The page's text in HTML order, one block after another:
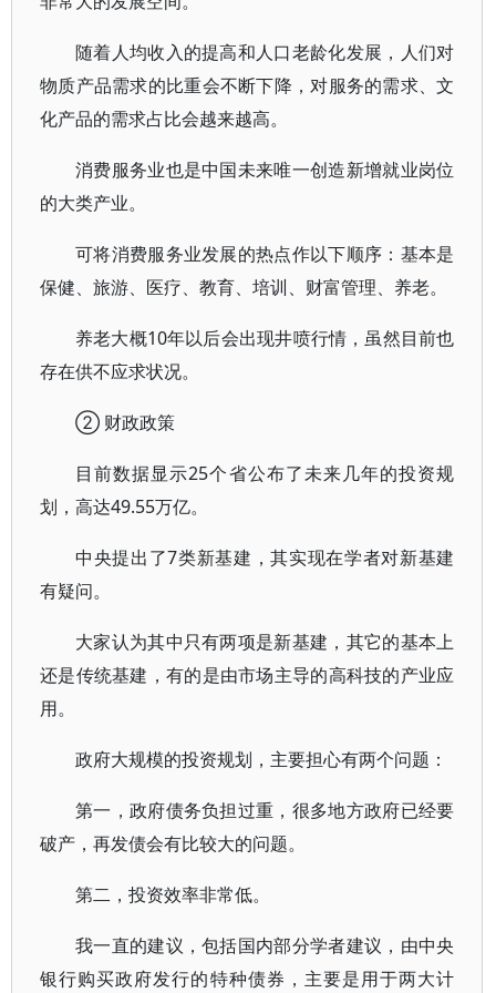
随着人均收入的提高和人口老龄化发展，人们对
物质产品需求的比重会不断下降，对服务的需求、文
化产品的需求占比会越来越高。
消费服务业也是中国未来唯一创造新增就业岗位
的大类产业。
可将消费服务业发展的热点作以下顺序：基本是
保健、旅游、医疗、教育、培训、财富管理、养老。
养老大概10年以后会出现井喷行情，虽然目前也
存在供不应求状况。
② 财政政策
目前数据显示25个省公布了未来几年的投资规
划，高达49.55万亿。
中央提出了7类新基建，其实现在学者对新基建
有疑问。
大家认为其中只有两项是新基建，其它的基本上
还是传统基建，有的是由市场主导的高科技的产业应
用。
政府大规模的投资规划，主要担心有两个问题：
第一，政府债务负担过重，很多地方政府已经要
破产，再发债会有比较大的问题。
第二，投资效率非常低。
我一直的建议，包括国内部分学者建议，由中央
银行购买政府发行的特种债券，主要是用于两大计